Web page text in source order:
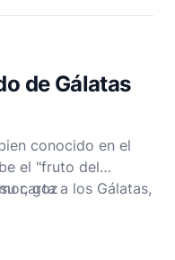
entregó por mí"
de Gálatas
conocido en el
el "fruto del
carta a los Gálatas,
Los versículos
goz